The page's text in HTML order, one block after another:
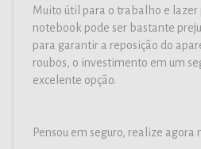
Muito útil para o trabalho e lazer
notebook pode ser bastante
para garantir a reposição do
roubos, o investimento em um
excelente opção.
Pensou em seguro, realize agora